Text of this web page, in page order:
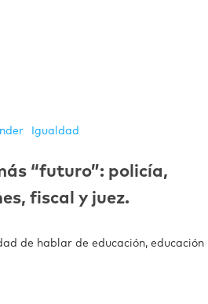
Igualdad
“futuro”: policía,
fiscal y juez.
de hablar de educación, educación